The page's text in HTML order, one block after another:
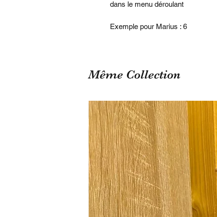
dans le menu déroulant
Exemple pour Marius : 6
Même Collection